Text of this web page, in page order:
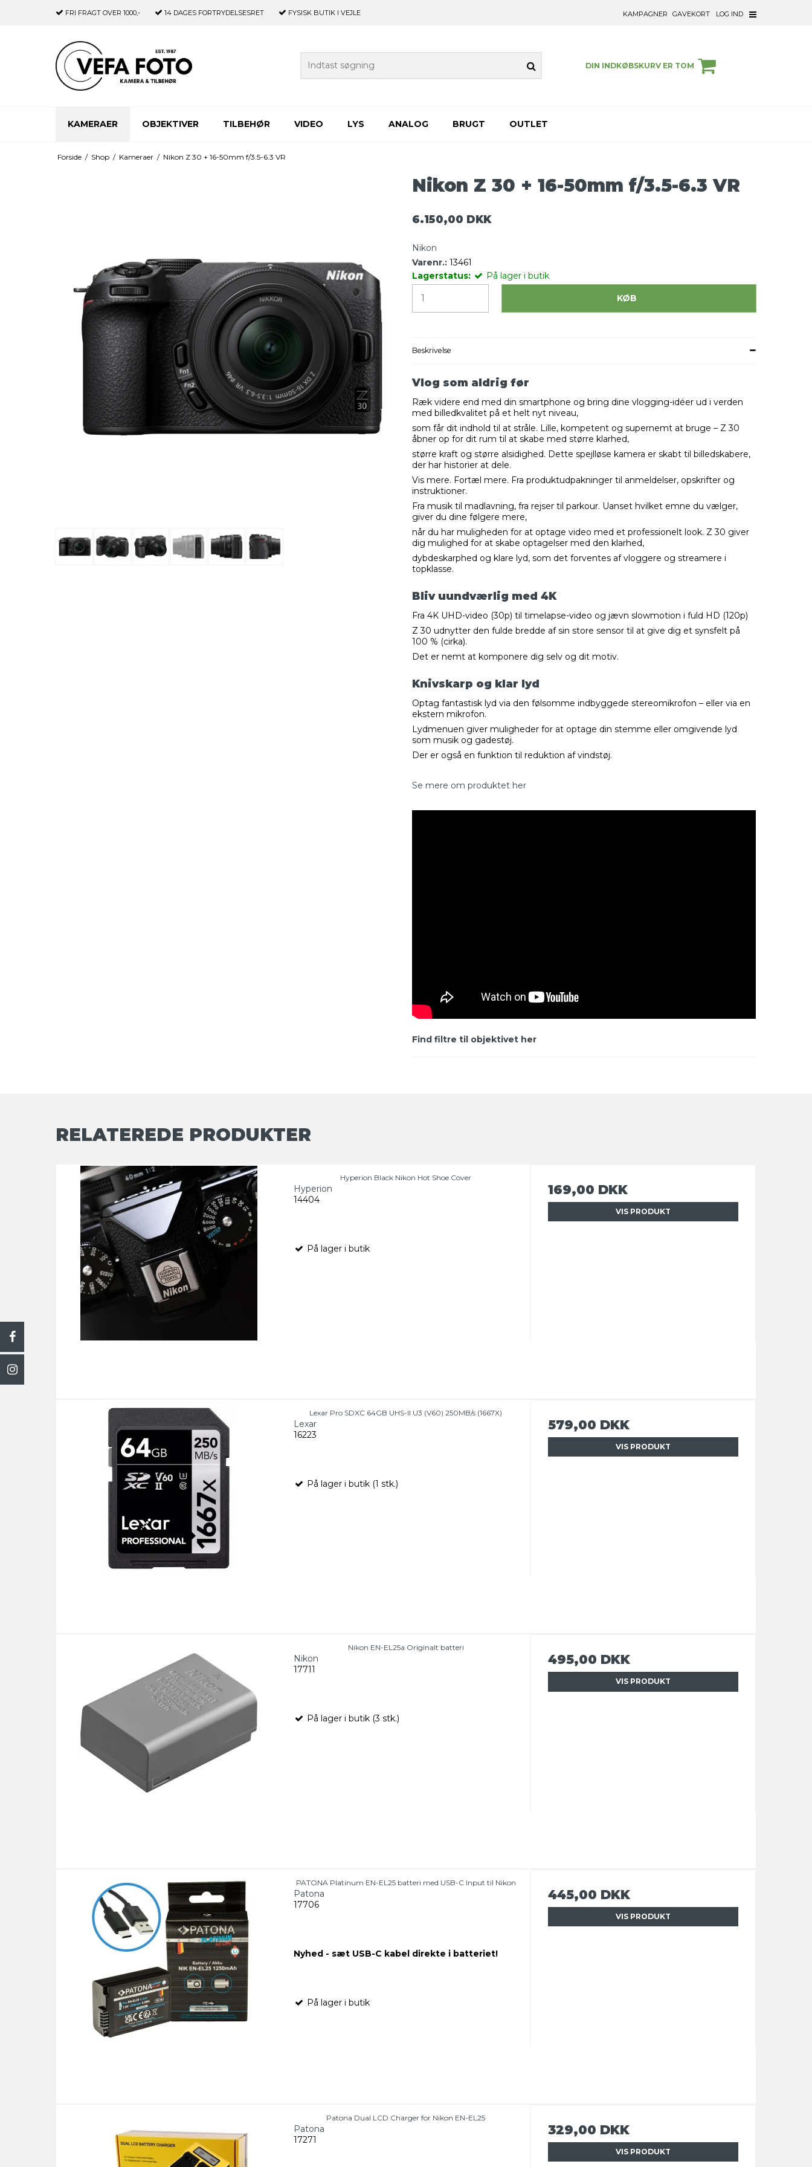
FRI FRAGT OVER 1000,- 14 DAGES FORTRYDELSESRET FYSISK BUTIK I VEJLE KAMPAGNER GAVEKORT LOG IND
DIN INDKØBSKURV ER TOM
KAMERAER OBJEKTIVER TILBEHØR VIDEO LYS ANALOG BRUGT OUTLET
Forside / Shop / Kameraer / Nikon Z 30 + 16-50mm f/3.5-6.3 VR
Nikon Z 30 + 16-50mm f/3.5-6.3 VR
6.150,00 DKK
Nikon
Varenr.: 13461
Lagerstatus:
På lager i butik
KØB
Beskrivelse
Vlog som aldrig før
Ræk videre end med din smartphone og bring dine vlogging-idéer ud i verden
med billedkvalitet på et helt nyt niveau,
som får dit indhold til at stråle. Lille, kompetent og supernemt at bruge – Z 30
åbner op for dit rum til at skabe med større klarhed,
større kraft og større alsidighed. Dette spejlløse kamera er skabt til billedskabere,
der har historier at dele.
Vis mere. Fortæl mere. Fra produktudpakninger til anmeldelser, opskrifter og
instruktioner.
Fra musik til madlavning, fra rejser til parkour. Uanset hvilket emne du vælger,
giver du dine følgere mere,
når du har muligheden for at optage video med et professionelt look. Z 30 giver
dig mulighed for at skabe optagelser med den klarhed,
dybdeskarphed og klare lyd, som det forventes af vloggere og streamere i
topklasse.
Bliv uundværlig med 4K
Fra 4K UHD-video (30p) til timelapse-video og jævn slowmotion i fuld HD (120p)
Z 30 udnytter den fulde bredde af sin store sensor til at give dig et synsfelt på
100 % (cirka).
Det er nemt at komponere dig selv og dit motiv.
Knivskarp og klar lyd
Optag fantastisk lyd via den følsomme indbyggede stereomikrofon – eller via en
ekstern mikrofon.
Lydmenuen giver muligheder for at optage din stemme eller omgivende lyd
som musik og gadestøj.
Der er også en funktion til reduktion af vindstøj.
Se mere om produktet her
Find filtre til objektivet her
RELATEREDE PRODUKTER
Hyperion Black Nikon Hot Shoe Cover
Hyperion
14404
På lager i butik
169,00 DKK
VIS PRODUKT
Lexar Pro SDXC 64GB UHS-II U3 (V60) 250MB/s (1667X)
Lexar
16223
På lager i butik (1 stk.)
579,00 DKK
VIS PRODUKT
Nikon EN-EL25a Originalt batteri
Nikon
17711
På lager i butik (3 stk.)
495,00 DKK
VIS PRODUKT
PATONA Platinum EN-EL25 batteri med USB-C Input til Nikon
Patona
17706
Nyhed - sæt USB-C kabel direkte i batteriet!
På lager i butik
445,00 DKK
VIS PRODUKT
Patona Dual LCD Charger for Nikon EN-EL25
Patona
17271
329,00 DKK
VIS PRODUKT